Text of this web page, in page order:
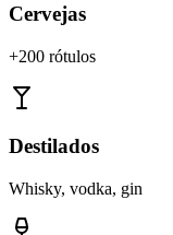
Cervejas
+200 rótulos
Destilados
Whisky, vodka, gin